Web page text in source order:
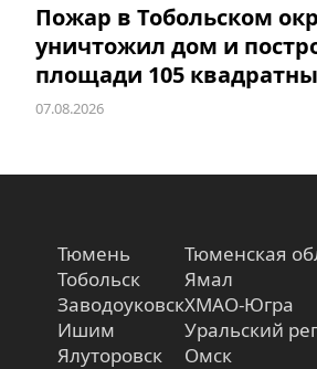
Пожар в Тобольском
уничтожил дом и
площади 105
07.08.2026
Тюмень
Тобольск
Заводоуковск
Ишим
Ялуторовск
Тюменская
Ямал
ХМАО-Югра
Уральский
Омск